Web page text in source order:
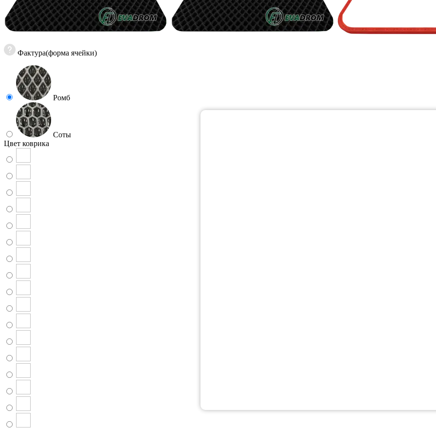
Фактура(форма ячейки)
Ромб
Соты
Цвет коврика